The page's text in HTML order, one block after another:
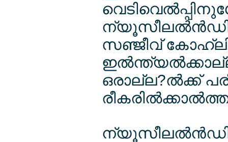
സഞ്ജീവ്
ഒരാല്ല?ല്‍ക്ക്